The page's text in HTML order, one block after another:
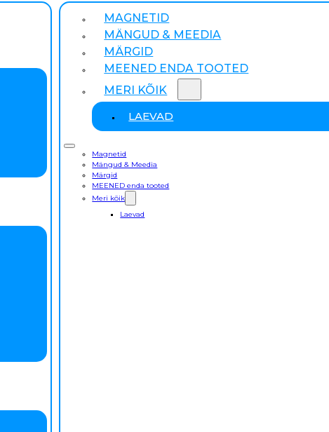
MAGNETID
MÄNGUD & MEEDIA
MÄRGID
MEENED ENDA TOOTED
MERI KÕIK
LAEVAD
Magnetid
Mängud & Meedia
Märgid
MEENED enda tooted
Meri kõik
Laevad